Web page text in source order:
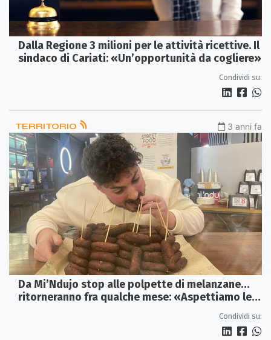
Dalla Regione 3 milioni per le attività ricettive. Il
sindaco di Cariati: «Un’opportunità da cogliere»
Condividi su:
TERRITORIO 3 anni fa
Da Mi’Ndujo stop alle polpette di melanzane…
ritorneranno fra qualche mese: «Aspettiamo le
Condividi su: